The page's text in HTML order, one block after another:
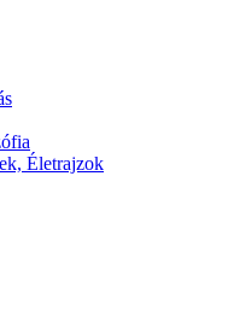
Életrajzok